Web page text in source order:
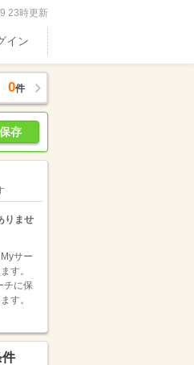
23時更新
イン
0件
保存
りませ
サー
す。
チに保
す。
件